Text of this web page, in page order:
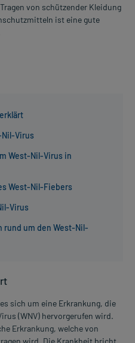
von schützender Kleidung
ist eine gute
Virus
West-Nil-Virus in
West-Nil-Fiebers
Virus
rund um den West-Nil-
sich um eine Erkrankung, die
(WNV) hervorgerufen wird.
Erkrankung, welche von
wird. Die Krankheit bricht